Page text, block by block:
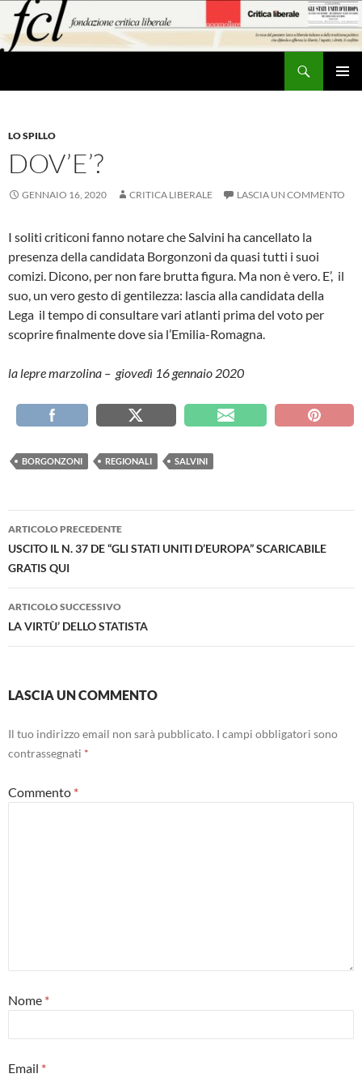
contenuto
LO SPILLO
DOV’E’?
GENNAIO 16, 2020 CRITICA LIBERALE LASCIA UN COMMENTO
I soliti criticoni fanno notare che Salvini ha cancellato la
presenza della candidata Borgonzoni da quasi tutti i suoi
comizi. Dicono, per non fare brutta figura. Ma non è vero. E’, il
suo, un vero gesto di gentilezza: lascia alla candidata della
Lega il tempo di consultare vari atlanti prima del voto per
scoprire finalmente dove sia l’Emilia-Romagna.
la lepre marzolina – giovedì 16 gennaio 2020
BORGONZONI REGIONALI SALVINI
Navigazione
articolo
ARTICOLO PRECEDENTE
USCITO IL N. 37 DE “GLI STATI UNITI D’EUROPA” SCARICABILE
GRATIS QUI
ARTICOLO SUCCESSIVO
LA VIRTÙ’ DELLO STATISTA
LASCIA UN COMMENTO
Il tuo indirizzo email non sarà pubblicato. I campi obbligatori sono
contrassegnati *
Commento *
Nome *
Email *